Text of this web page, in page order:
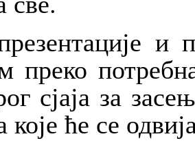
и
преко
сјаја за
које ће се